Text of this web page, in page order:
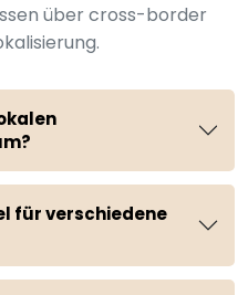
über cross-border
für verschiedene